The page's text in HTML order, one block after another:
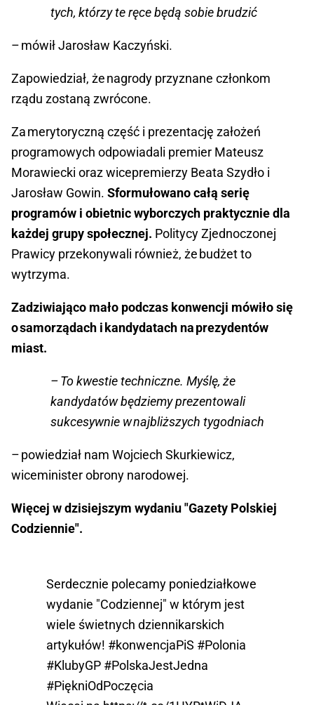
tych, którzy te ręce będą sobie brudzić
– mówił Jarosław Kaczyński.
Zapowiedział, że nagrody przyznane członkom
rządu zostaną zwrócone.
Za merytoryczną część i prezentację założeń
programowych odpowiadali premier Mateusz
Morawiecki oraz wicepremierzy Beata Szydło i
Jarosław Gowin. Sformułowano całą serię
programów i obietnic wyborczych praktycznie dla
każdej grupy społecznej. Politycy Zjednoczonej
Prawicy przekonywali również, że budżet to
wytrzyma.
Zadziwiająco mało podczas konwencji mówiło się
o samorządach i kandydatach na prezydentów
miast.
– To kwestie techniczne. Myślę, że
kandydatów będziemy prezentowali
sukcesywnie w najbliższych tygodniach
– powiedział nam Wojciech Skurkiewicz,
wiceminister obrony narodowej.
Więcej w dzisiejszym wydaniu "Gazety Polskiej
Codziennie".
Serdecznie polecamy poniedziałkowe
wydanie "Codziennej" w którym jest
wiele świetnych dziennikarskich
artykułów! #konwencjaPiS #Polonia
#KlubyGP #PolskaJestJedna
#PiękniOdPoczęcia